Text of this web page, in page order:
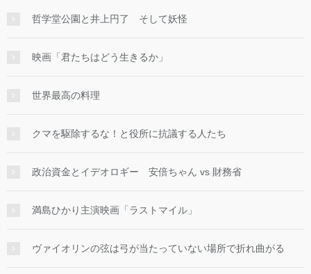
哲学堂公園と井上円了 そして妖怪
映画「君たちはどう生きるか」
世界最高の料理
クマを駆除するな！と役所に抗議する人たち
政治資金とイデオロギー 安倍ちゃん vs 財務省
満島ひかり主演映画「ラストマイル」
ヴァイオリンの弦は弓が当たっていない場所で折れ曲がる